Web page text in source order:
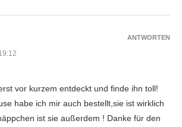
vor kurzem entdeckt und finde ihn toll!
habe ich mir auch bestellt,sie ist wirklich
ist sie außerdem ! Danke für den
ANTWORTEN